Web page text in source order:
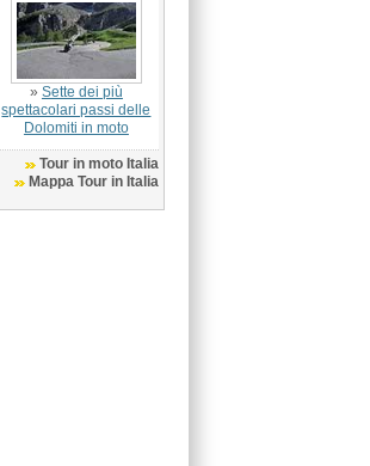
» Sette dei più
spettacolari passi delle
Dolomiti in moto
Tour in moto Italia
Mappa Tour in Italia